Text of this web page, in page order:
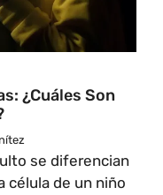
¿Cuáles Son
se diferencian
célula de un niño